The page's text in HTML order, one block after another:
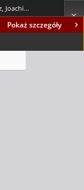
Pokaż szczegóły
Benyskiewicz, Joachim (1936-2011)